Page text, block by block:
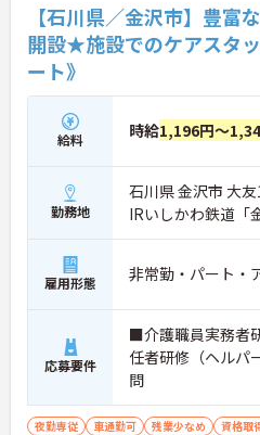
【石川県／金沢市】豊
開設★施設でのケアスタ
ート》
給料 時給1,196円～
勤務地
石川県 金沢市 大
IRいしかわ鉄道「
雇用形態 非常勤・パート・
応募要件
■介護職員実務者
任者研修（ヘルパ
問
夜勤専従 車通勤可 残業少なめ 資格取